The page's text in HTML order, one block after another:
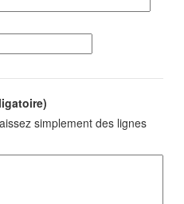
simplement des lignes